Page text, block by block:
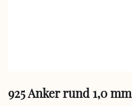
925 Anker rund 1,0 mm